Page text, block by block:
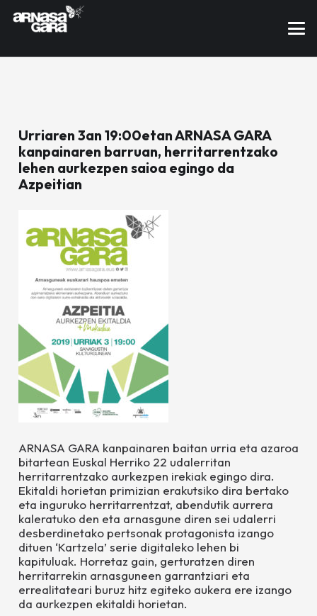
Urriaren 3an 19:00etan ARNASA GARA
kanpainaren barruan, herritarrentzako
lehen aurkezpen saioa egingo da
Azpeitian
ARNASA GARA kanpainaren baitan urria eta azaroa
bitartean Euskal Herriko 22 udalerritan
herritarrentzako aurkezpen irekiak egingo dira.
Ekitaldi horietan primizian erakutsiko dira bertako
eta inguruko herritarrentzat, abendutik aurrera
kaleratuko den eta arnasgune diren sei udalerri
desberdinetako pertsonak protagonista izango
dituen ‘Kartzela’ serie digitaleko lehen bi
kapituluak. Horretaz gain, gerturatzen diren
herritarrekin arnasguneen garrantziari eta
errealitateari buruz hitz egiteko aukera ere izango
da aurkezpen ekitaldi horietan.